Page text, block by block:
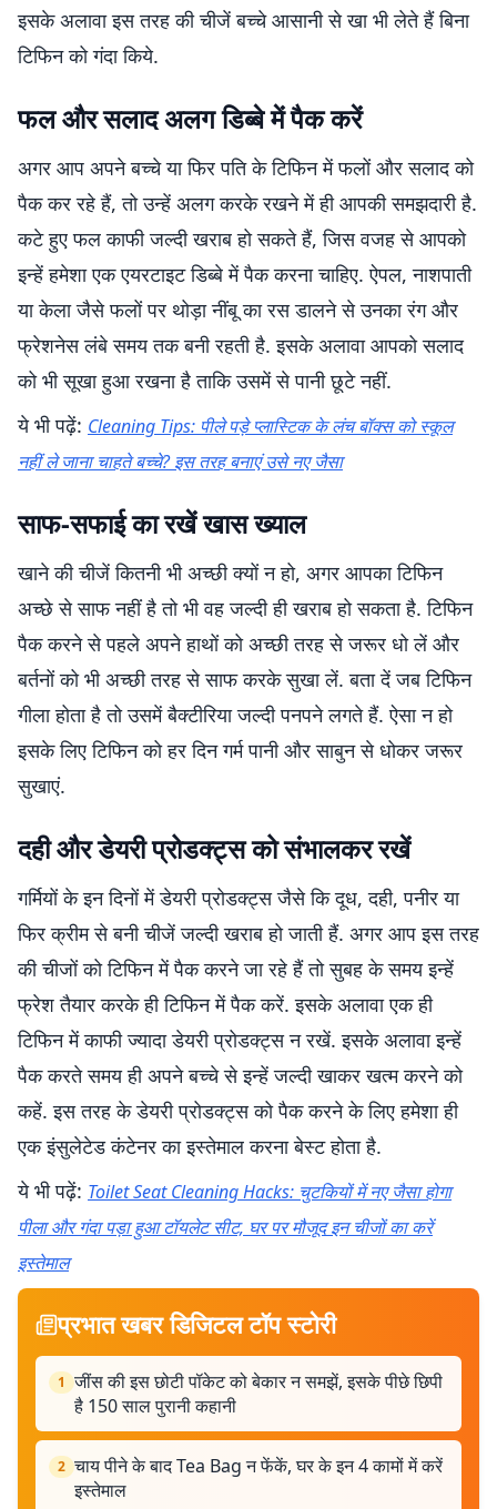
इसके अलावा इस तरह की चीजें बच्चे आसानी से खा भी लेते हैं बिना
टिफिन को गंदा किये.
फल और सलाद अलग डिब्बे में पैक करें
अगर आप अपने बच्चे या फिर पति के टिफिन में फलों और सलाद को
पैक कर रहे हैं, तो उन्हें अलग करके रखने में ही आपकी समझदारी है.
कटे हुए फल काफी जल्दी खराब हो सकते हैं, जिस वजह से आपको
इन्हें हमेशा एक एयरटाइट डिब्बे में पैक करना चाहिए. ऐपल, नाशपाती
या केला जैसे फलों पर थोड़ा नींबू का रस डालने से उनका रंग और
फ्रेशनेस लंबे समय तक बनी रहती है. इसके अलावा आपको सलाद
को भी सूखा हुआ रखना है ताकि उसमें से पानी छूटे नहीं.
ये भी पढ़ें: Cleaning Tips: पीले पड़े प्लास्टिक के लंच बॉक्स को स्कूल
नहीं ले जाना चाहते बच्चे? इस तरह बनाएं उसे नए जैसा
साफ-सफाई का रखें खास ख्याल
खाने की चीजें कितनी भी अच्छी क्यों न हो, अगर आपका टिफिन
अच्छे से साफ नहीं है तो भी वह जल्दी ही खराब हो सकता है. टिफिन
पैक करने से पहले अपने हाथों को अच्छी तरह से जरूर धो लें और
बर्तनों को भी अच्छी तरह से साफ करके सुखा लें. बता दें जब टिफिन
गीला होता है तो उसमें बैक्टीरिया जल्दी पनपने लगते हैं. ऐसा न हो
इसके लिए टिफिन को हर दिन गर्म पानी और साबुन से धोकर जरूर
सुखाएं.
दही और डेयरी प्रोडक्ट्स को संभालकर रखें
गर्मियों के इन दिनों में डेयरी प्रोडक्ट्स जैसे कि दूध, दही, पनीर या
फिर क्रीम से बनी चीजें जल्दी खराब हो जाती हैं. अगर आप इस तरह
की चीजों को टिफिन में पैक करने जा रहे हैं तो सुबह के समय इन्हें
फ्रेश तैयार करके ही टिफिन में पैक करें. इसके अलावा एक ही
टिफिन में काफी ज्यादा डेयरी प्रोडक्ट्स न रखें. इसके अलावा इन्हें
पैक करते समय ही अपने बच्चे से इन्हें जल्दी खाकर खत्म करने को
कहें. इस तरह के डेयरी प्रोडक्ट्स को पैक करने के लिए हमेशा ही
एक इंसुलेटेड कंटेनर का इस्तेमाल करना बेस्ट होता है.
ये भी पढ़ें: Toilet Seat Cleaning Hacks: चुटकियों में नए जैसा होगा
पीला और गंदा पड़ा हुआ टॉयलेट सीट, घर पर मौजूद इन चीजों का करें
इस्तेमाल
प्रभात खबर डिजिटल टॉप स्टोरी
1 जींस की इस छोटी पॉकेट को बेकार न समझें, इसके पीछे छिपी
है 150 साल पुरानी कहानी
2 चाय पीने के बाद Tea Bag न फेंकें, घर के इन 4 कामों में करें
इस्तेमाल